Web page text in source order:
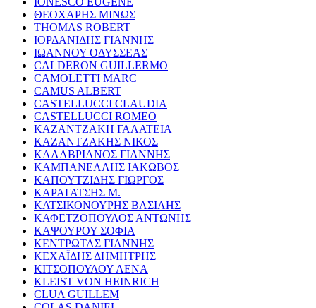
ΘΕΟΧΑΡΗΣ ΜΙΝΩΣ
THOMAS ROBERT
ΙΟΡΔΑΝΙΔΗΣ ΓΙΑΝΝΗΣ
ΙΩΑΝΝΟΥ ΟΔΥΣΣΕΑΣ
CALDERON GUILLERMO
CAMOLETTI MARC
CAMUS ALBERT
CASTELLUCCI CLAUDIA
CASTELLUCCI ROMEO
ΚΑΖΑΝΤΖΑΚΗ ΓΑΛΑΤΕΙΑ
ΚΑΖΑΝΤΖΑΚΗΣ ΝΙΚΟΣ
ΚΑΛΑΒΡΙΑΝΟΣ ΓΙΑΝΝΗΣ
ΚΑΜΠΑΝΕΛΛΗΣ ΙΑΚΩΒΟΣ
ΚΑΠΟΥΤΖΙΔΗΣ ΓΙΩΡΓΟΣ
ΚΑΡΑΓΑΤΣΗΣ Μ.
ΚΑΤΣΙΚΟΝΟΥΡΗΣ ΒΑΣΙΛΗΣ
ΚΑΦΕΤΖΟΠΟΥΛΟΣ ΑΝΤΩΝΗΣ
ΚΑΨΟΥΡΟΥ ΣΟΦΙΑ
ΚΕΝΤΡΩΤΑΣ ΓΙΑΝΝΗΣ
ΚΕΧΑΪΔΗΣ ΔΗΜΗΤΡΗΣ
ΚΙΤΣΟΠΟΥΛΟΥ ΛΕΝΑ
KLEIST VON HEINRICH
CLUA GUILLEM